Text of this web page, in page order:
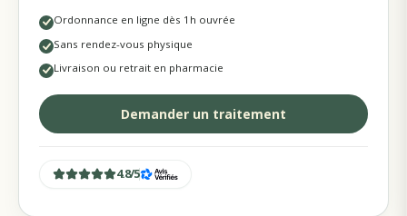
Ordonnance en ligne dès 1h ouvrée
Sans rendez-vous physique
Livraison ou retrait en pharmacie
Demander un traitement
4.8/5